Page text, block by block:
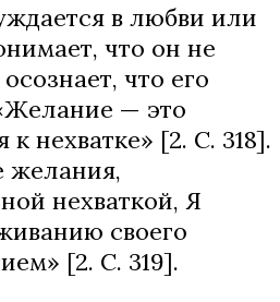
в любви или
что он не
что его
— это
нехватке» [2. С. 318].
желания,
нехваткой, Я
своего
[2. С. 319].